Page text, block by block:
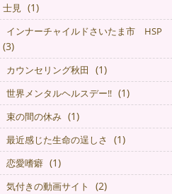
士見 (1)
インナーチャイルドさいたま市 HSP
(3)
カウンセリング秋田 (1)
世界メンタルヘルスデー‼️ (1)
束の間の休み (1)
最近感じた生命の逞しさ (1)
恋愛嗜癖 (1)
気付きの動画サイト (2)